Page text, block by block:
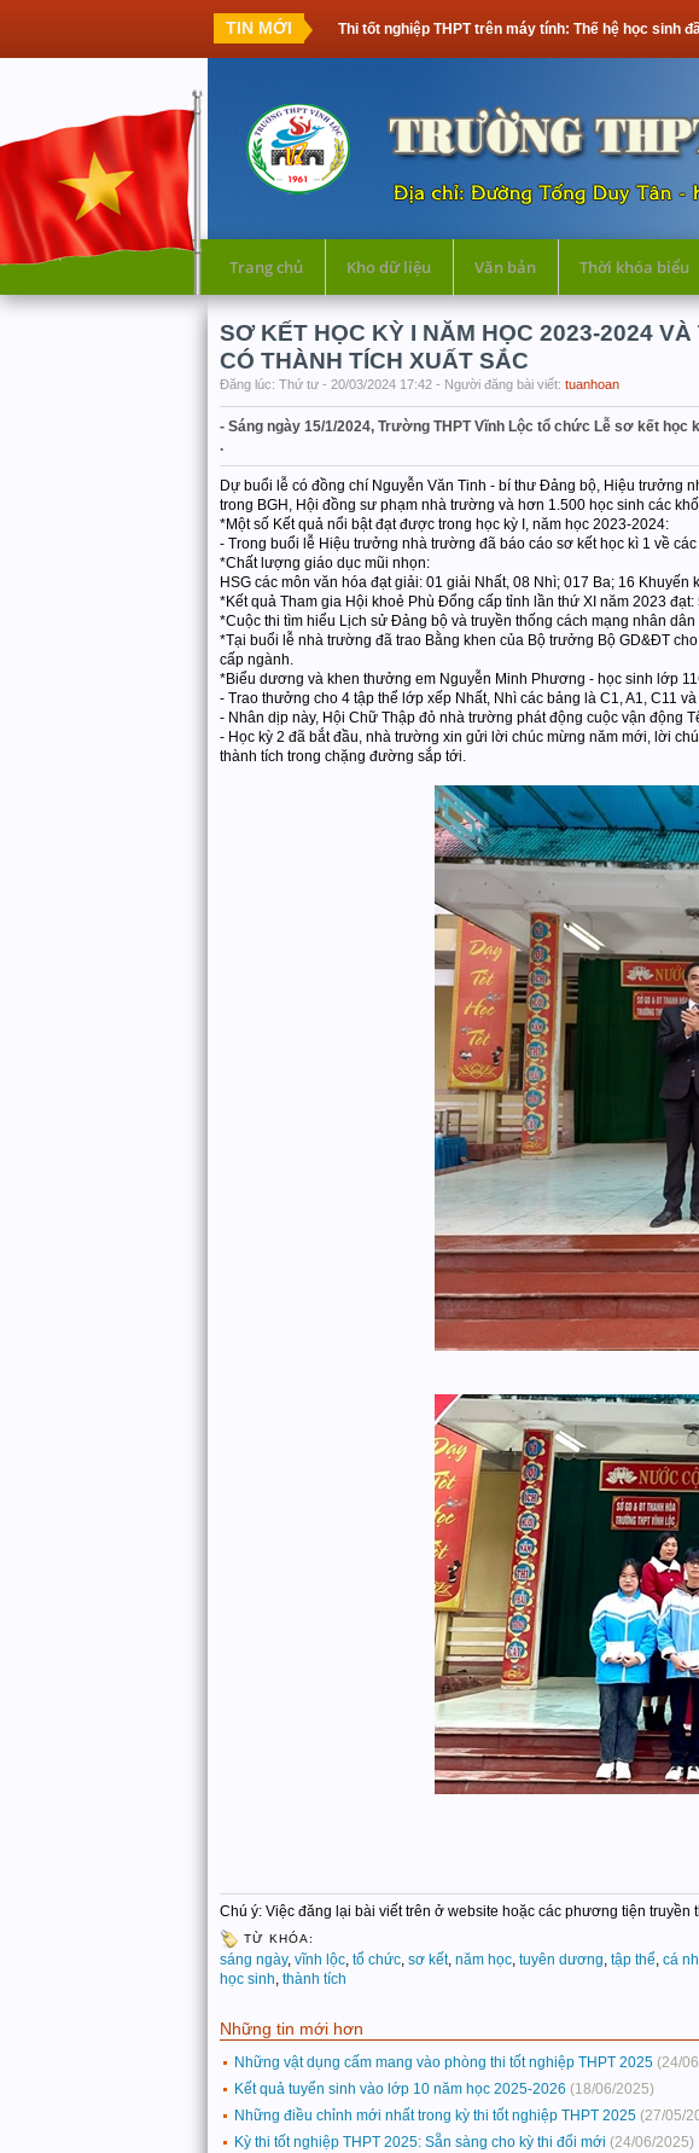
TIN MỚI
Thi tốt nghiệp THPT trên máy tính: Thế hệ học sinh đầu tiên cần
Trang chủ Kho dữ liệu Văn bản Thời khóa biểu
SƠ KẾT HỌC KỲ I NĂM HỌC 2023-2024
CÓ THÀNH TÍCH XUẤT SẮC
Đăng lúc: Thứ tư - 20/03/2024 17:42 - Người đăng bài viết: tuanhoan
- Sáng ngày 15/1/2024, Trường THPT Vĩnh Lộc tổ chức Lễ sơ kết
.
Dự buổi lễ có đồng chí Nguyễn Văn Tinh - bí thư Đảng bộ, Hiệu trưởng
trong BGH, Hội đồng sư phạm nhà trường và hơn 1.500 học sinh các
*Một số Kết quả nổi bật đạt được trong học kỳ I, năm học 2023-2024:
- Trong buổi lễ Hiệu trưởng nhà trường đã báo cáo sơ kết học kì 1 về
*Chất lượng giáo dục mũi nhọn:
HSG các môn văn hóa đạt giải: 01 giải Nhất, 08 Nhì; 017 Ba; 16 Khuyến
*Kết quả Tham gia Hội khoẻ Phù Đổng cấp tỉnh lần thứ XI năm 2023
*Cuộc thi tìm hiểu Lịch sử Đảng bộ và truyền thống cách mạng nhân
*Tại buổi lễ nhà trường đã trao Bằng khen của Bộ trưởng Bộ GD&ĐT
cấp ngành.
*Biểu dương và khen thưởng em Nguyễn Minh Phương - học sinh lớp
- Trao thưởng cho 4 tập thể lớp xếp Nhất, Nhì các bảng là C1, A1, C11 và
- Nhân dịp này, Hội Chữ Thập đỏ nhà trường phát động cuộc vận động
- Học kỳ 2 đã bắt đầu, nhà trường xin gửi lời chúc mừng năm mới, lời
thành tích trong chặng đường sắp tới.
Chú ý: Việc đăng lại bài viết trên ở website hoặc các phương tiện
TỪ KHÓA:
sáng ngày, vĩnh lộc, tổ chức, sơ kết, năm học, tuyên dương, tập thể, cá
học sinh, thành tích
Những tin mới hơn
Những vật dụng cấm mang vào phòng thi tốt nghiệp THPT 2025 (24/
Kết quả tuyển sinh vào lớp 10 năm học 2025-2026 (18/06/2025)
Những điều chỉnh mới nhất trong kỳ thi tốt nghiệp THPT 2025 (27/05/
Kỳ thi tốt nghiệp THPT 2025: Sẵn sàng cho kỳ thi đổi mới (24/06/2025)